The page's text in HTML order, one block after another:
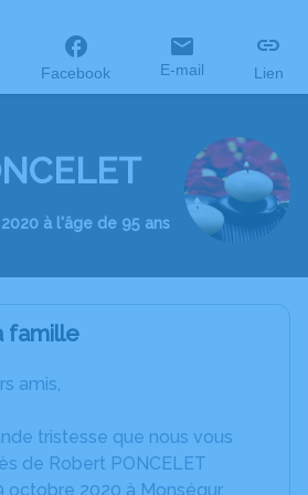
Facebook E-mail Lien
à l'âge de 95 ans
famille
amis,
tristesse que nous vous
de Robert PONCELET
octobre 2020 à Monségur.